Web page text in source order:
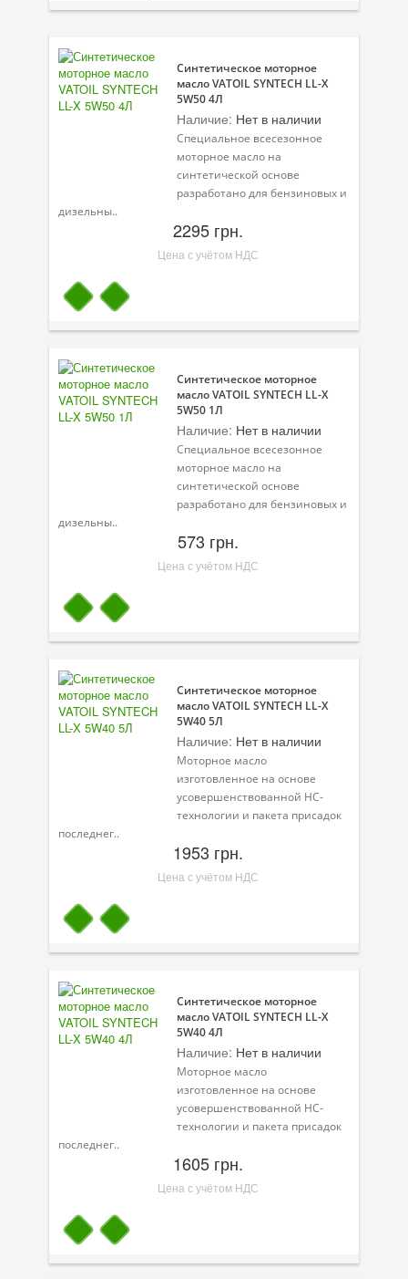
Присадки в масло
Присадки в топливо
Автокосметика
Трансмиссионные масла
Сервисные продукты
Клеи и герметики
Профи-серия
Уход за кондиционером
Смазки
Специальные программы
Велосипедная программа
Масла для лодочных моторов
Моторное масло для мотоцикла
Оружейное масло
Промышленная программа
Зимняя программа
Синтетическое моторное
масло VATOIL SYNTECH LL-X
5W50 4Л
Наличие: Нет в наличии
Специальное всесезонное
моторное масло на
синтетической основе
разработано для бензиновых и
дизельны..
2295 грн.
Цена с учётом НДС
Синтетическое моторное
масло VATOIL SYNTECH LL-X
5W50 1Л
Наличие: Нет в наличии
Специальное всесезонное
моторное масло на
синтетической основе
разработано для бензиновых и
дизельны..
573 грн.
Цена с учётом НДС
Синтетическое моторное
масло VATOIL SYNTECH LL-X
5W40 5Л
Наличие: Нет в наличии
Моторное масло
изготовленное на основе
усовершенствованной HC-
технологии и пакета присадок
последнег..
1953 грн.
Цена с учётом НДС
Синтетическое моторное
масло VATOIL SYNTECH LL-X
5W40 4Л
Наличие: Нет в наличии
Моторное масло
изготовленное на основе
усовершенствованной HC-
технологии и пакета присадок
последнег..
1605 грн.
Цена с учётом НДС